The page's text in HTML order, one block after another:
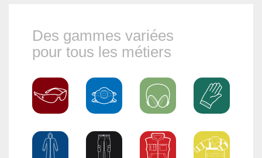
Des gammes variées
pour tous les métiers